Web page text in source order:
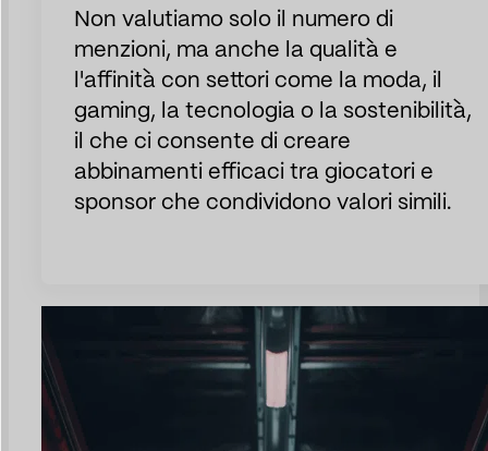
Non valutiamo solo il numero di
menzioni, ma anche la qualità e
l'affinità con settori come la moda, il
gaming, la tecnologia o la sostenibilità,
il che ci consente di creare
abbinamenti efficaci tra giocatori e
sponsor che condividono valori simili.